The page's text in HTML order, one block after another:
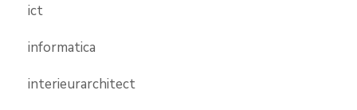
ict
informatica
interieurarchitect